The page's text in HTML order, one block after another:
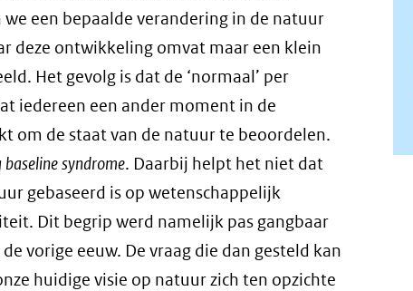
een bepaalde verandering in de natuur
deze ontwikkeling omvat maar een klein
Het gevolg is dat de ‘normaal’ per
iedereen een ander moment in de
om de staat van de natuur te beoordelen.
syndrome. Daarbij helpt het niet dat
gebaseerd is op wetenschappelijk
Dit begrip werd namelijk pas gangbaar
vorige eeuw. De vraag die dan gesteld kan
huidige visie op natuur zich ten opzichte